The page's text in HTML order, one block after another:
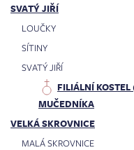
SVATÝ JIŘÍ
LOUČKY
SÍTINY
SVATÝ JIŘÍ
FILIÁLNÍ
MUČEDNÍKA
VELKÁ SKROVNICE
MALÁ SKROVNICE